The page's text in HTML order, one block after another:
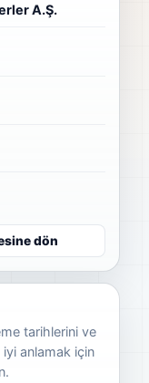
A.Ş.
dön
tarihlerini ve
iyi anlamak için